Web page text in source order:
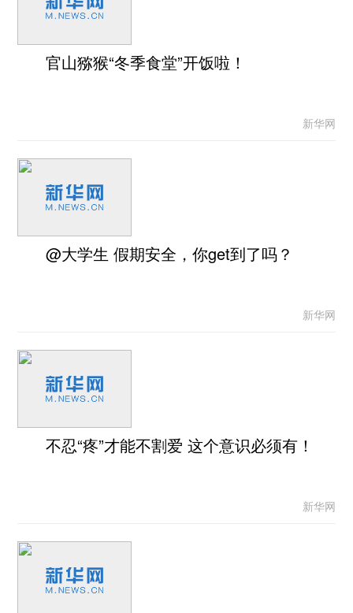
官山猕猴“冬季食堂”开饭啦！
新华网
@大学生 假期安全，你get到了吗？
新华网
不忍“疼”才能不割爱 这个意识必须有！
新华网